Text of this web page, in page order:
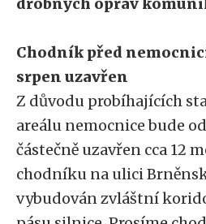
Chodník před
srpen uzavřen
Z důvodu probíhajících
areálu nemocnice bude
částečně uzavřen cca 12
chodníku na ulici
vybudován zvláštní